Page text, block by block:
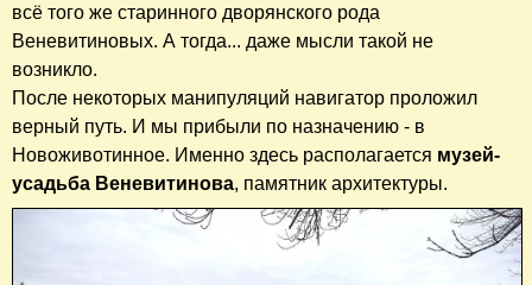
всё того же старинного дворянского рода
Веневитиновых. А тогда... даже мысли такой не
возникло.
После некоторых манипуляций навигатор проложил
верный путь. И мы прибыли по назначению - в
Новоживотинное. Именно здесь располагается музей-
усадьба Веневитинова, памятник архитектуры.